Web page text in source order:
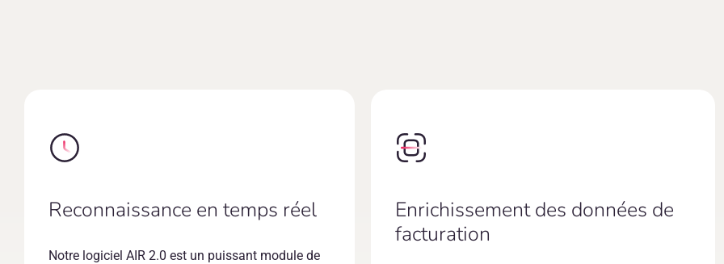
Reconnaissance en temps réel
Notre logiciel AIR 2.0 est un puissant module de
Enrichissement des données de
facturation